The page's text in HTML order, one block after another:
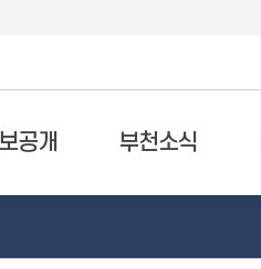
공개 부천소식